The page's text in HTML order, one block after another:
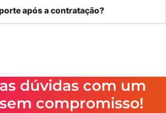
após a contratação?
dúvidas com um
compromisso!